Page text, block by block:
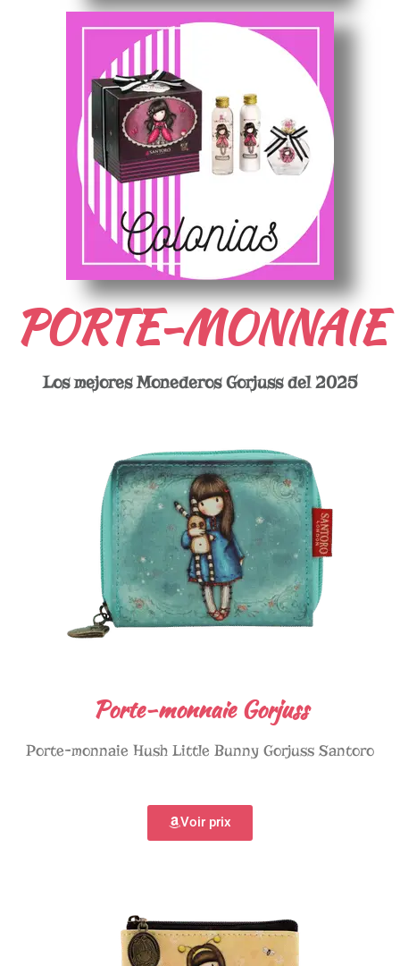
PORTE-MONNAIE
Los mejores Monederos Gorjuss del 2025
Porte-monnaie Gorjuss
Porte-monnaie Hush Little Bunny Gorjuss Santoro
Voir prix